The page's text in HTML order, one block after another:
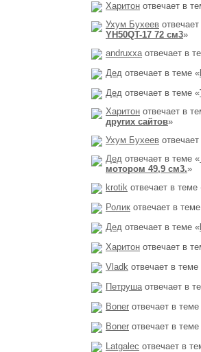
Харитон отвечает в
Ухум Бухеев
YH50QT-17 72 см3»
andruxxaотвечает в
Дед отвечает в теме «
Дед отвечает в теме «
Харитон отвечает в
других сайтов»
Ухум Бухеев
Дед отвечает в теме «
мотором 49,9 см3.»
krotik отвечает в теме
Ролик отвечает в
Дед отвечает в теме «
Харитон отвечает в
Vladk отвечает в теме
Петрушаотвечает в
Boner отвечает в теме
Boner отвечает в теме
Latgalec отвечает в